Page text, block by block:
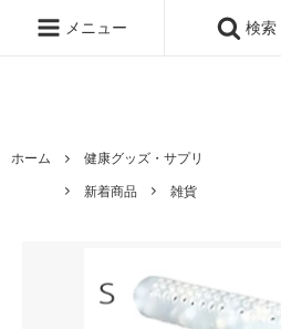
ノンケミカル日焼け止め、オーガニッ
メニュー 検索
ホーム
健康グッズ・サプリ
新着商品
雑貨